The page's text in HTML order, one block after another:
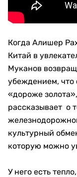
Когда Алишер
Китай в
Муканов
убеждением, что
«дороже
рассказывает о
культурный
которую можно
У него есть